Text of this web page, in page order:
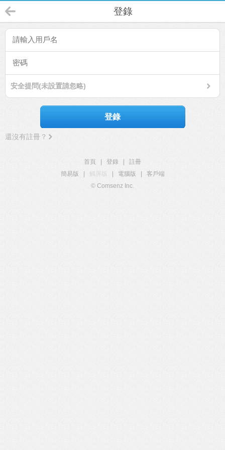
登錄
安全提問(未設置請忽略)
登錄
還沒有註冊？
首頁 登錄
註冊
簡易版
觸屏版 電腦版
客戶端
© Comsenz Inc.